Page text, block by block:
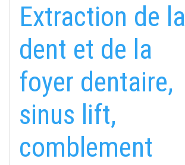
Extraction de la
dent et de la
foyer dentaire,
sinus lift,
comblement